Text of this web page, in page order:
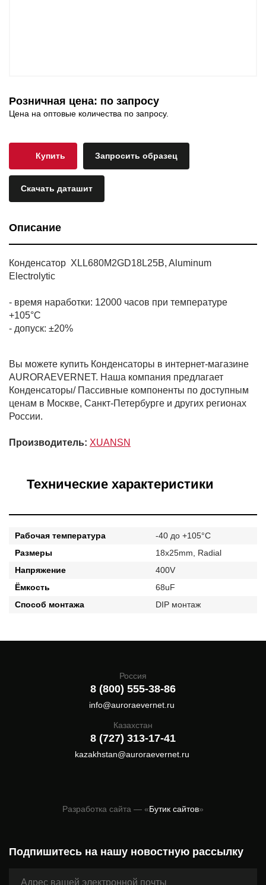
Розничная цена: по запросу
Цена на оптовые количества по запросу.
Купить Запросить образец
Скачать даташит
Описание
Конденсатор XLL680M2GD18L25B, Aluminum
Electrolytic
- время наработки: 12000 часов при температуре
+105°C
- допуск: ±20%
Вы можете купить Конденсаторы в интернет-магазине
AURORAEVERNET. Наша компания предлагает
Конденсаторы/ Пассивные компоненты по доступным
ценам в Москве, Санкт-Петербурге и других регионах
России.
Производитель: XUANSN
Технические характеристики
Рабочая температура
-40 до +105°C
Размеры
18x25mm, Radial
Напряжение
400V
Ёмкость
68uF
Способ монтажа
DIP монтаж
Россия
8 (800) 555-38-86
info@auroraevernet.ru
Казахстан
8 (727) 313-17-41
kazakhstan@auroraevernet.ru
Разработка сайта — «Бутик сайтов»
Подпишитесь на нашу новостную рассылку